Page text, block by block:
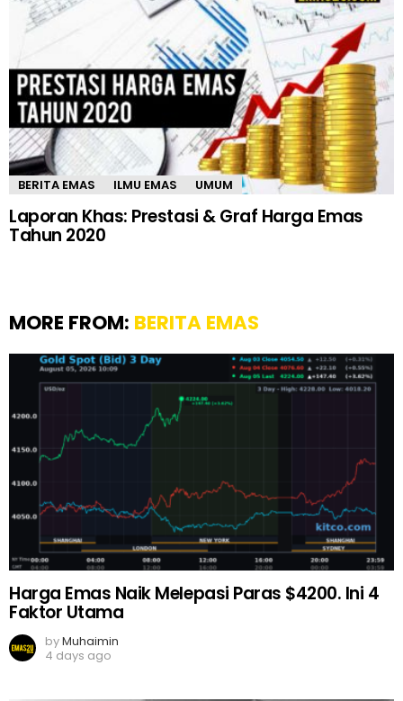
BERITA EMAS ILMU EMAS UMUM
Laporan Khas: Prestasi & Graf Harga Emas
Tahun 2020
MORE FROM: BERITA EMAS
Harga Emas Naik Melepasi Paras $4200. Ini 4
Faktor Utama
byMuhaimin
4 days ago